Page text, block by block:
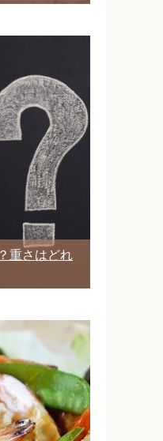
重さはどれ